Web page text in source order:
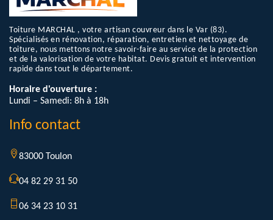
Toiture MARCHAL , votre artisan couvreur dans le Var (83).
Spécialisés en rénovation, réparation, entretien et nettoyage de
toiture, nous mettons notre savoir-faire au service de la protection
et de la valorisation de votre habitat. Devis gratuit et intervention
rapide dans tout le département.
Horaire d'ouverture :
Lundi – Samedi: 8h à 18h
Info contact
83000 Toulon
04 82 29 31 50
06 34 23 10 31